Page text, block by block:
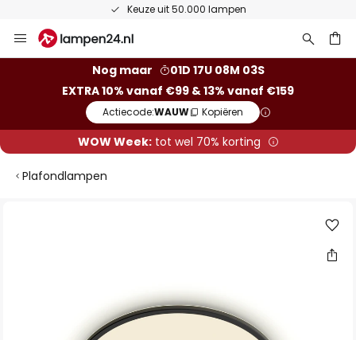
Keuze uit 50.000 lampen
naar
Nog maar
01D 17U 08M 03S
EXTRA 10% vanaf €99 & 13% vanaf €159
Actiecode:WAUW Kopiëren
WOW Week:tot wel 70% korting
Plafondlampen
afbeeldingen-